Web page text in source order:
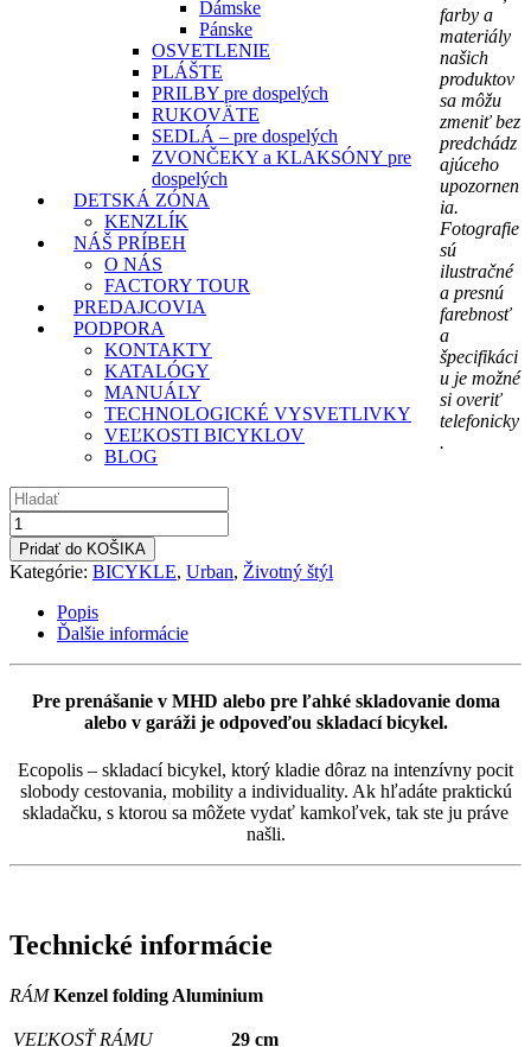
Dámske
Pánske
OSVETLENIE
PLÁŠTE
PRILBY pre dospelých
RUKOVÄTE
SEDLÁ – pre dospelých
ZVONČEKY a KLAKSÓNY pre
dospelých
DETSKÁ ZÓNA
KENZLÍK
NÁŠ PRÍBEH
O NÁS
FACTORY TOUR
PREDAJCOVIA
PODPORA
KONTAKTY
KATALÓGY
MANUÁLY
TECHNOLOGICKÉ VYSVETLIVKY
VEĽKOSTI BICYKLOV
BLOG
farby a
materiály
našich
produktov
sa môžu
zmeniť bez
predchádz
ajúceho
upozornen
ia.
Fotografie
sú
ilustračné
a presnú
farebnosť
a
špecifikáci
u je možné
si overiť
telefonicky
.
množstvo
Ecopolis
6spd
Pridať do KOŠIKA
Kategórie: BICYKLE, Urban, Životný štýl
Popis
Ďalšie informácie
Pre prenášanie v MHD alebo pre ľahké skladovanie doma
alebo v garáži je odpoveďou skladací bicykel.
Ecopolis – skladací bicykel, ktorý kladie dôraz na intenzívny pocit
slobody cestovania, mobility a individuality. Ak hľadáte praktickú
skladačku, s ktorou sa môžete vydať kamkoľvek, tak ste ju práve
našli.
Technické informácie
RÁM Kenzel folding Aluminium
VEĽKOSŤ RÁMU
29 cm